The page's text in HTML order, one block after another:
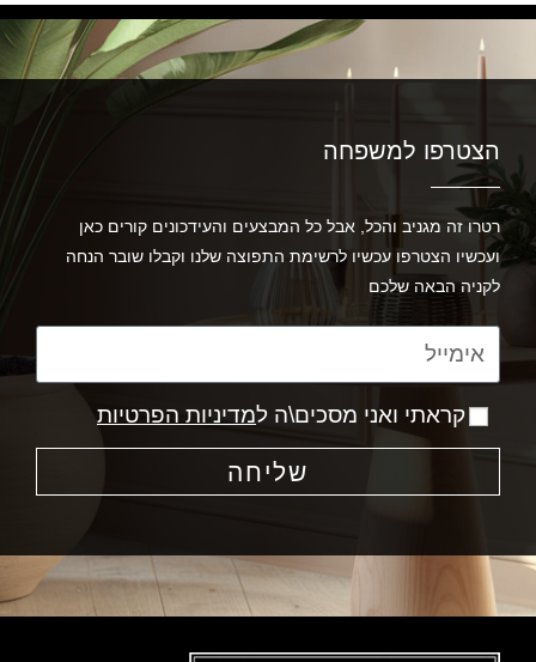
הצטרפו למשפחה
רטרו זה מגניב והכל, אבל כל המבצעים והעידכונים קורים כאן
ועכשיו הצטרפו עכשיו לרשימת התפוצה שלנו וקבלו שובר הנחה
לקניה הבאה שלכם
קראתי ואני מסכים\ה למדיניות הפרטיות
שליחה